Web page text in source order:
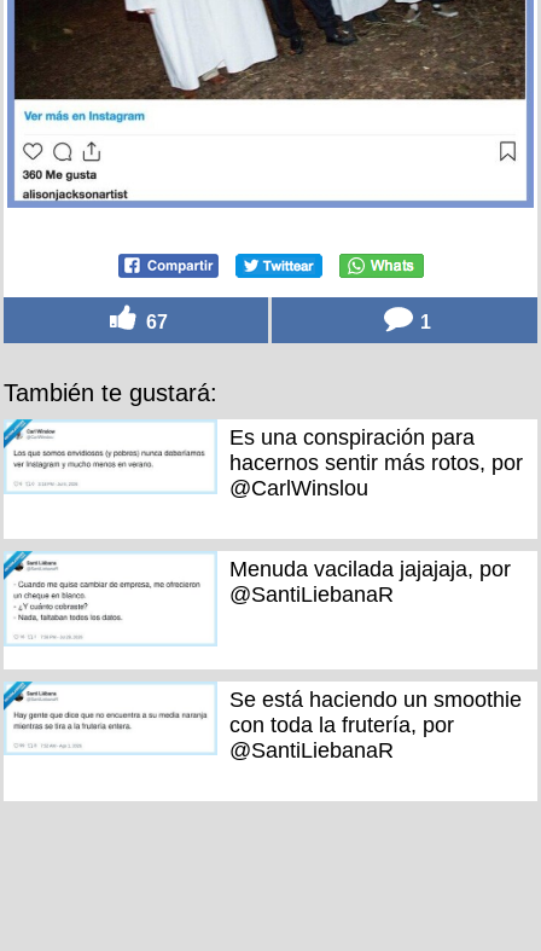
67 1
También te gustará:
Es una conspiración para
hacernos sentir más rotos, por
@CarlWinslou
Menuda vacilada jajajaja, por
@SantiLiebanaR
Se está haciendo un smoothie
con toda la frutería, por
@SantiLiebanaR